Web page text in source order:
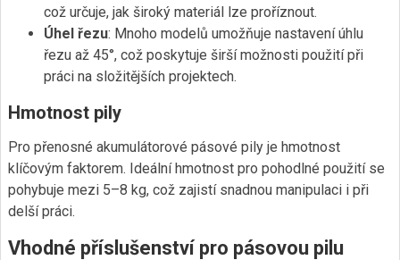
což určuje, jak široký materiál lze proříznout.
Úhel řezu: Mnoho modelů umožňuje nastavení úhlu
řezu až 45°, což poskytuje širší možnosti použití při
práci na složitějších projektech.
Hmotnost pily
Pro přenosné akumulátorové pásové pily je hmotnost
klíčovým faktorem. Ideální hmotnost pro pohodlné použití se
pohybuje mezi 5–8 kg, což zajistí snadnou manipulaci i při
delší práci.
Vhodné příslušenství pro pásovou pilu